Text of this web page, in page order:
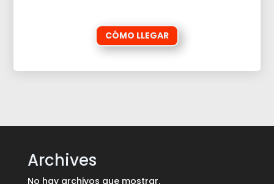
CÓMO LLEGAR
Archives
No hay archivos que mostrar.